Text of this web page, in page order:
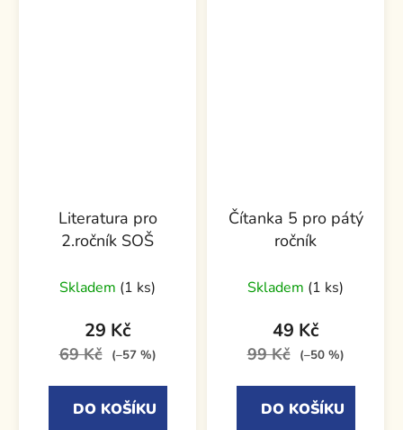
Literatura pro
2.ročník SOŠ
Skladem (1 ks)
29 Kč
69 Kč (–57 %)
DO KOŠÍKU
Čítanka 5 pro pátý
ročník
Skladem (1 ks)
49 Kč
99 Kč (–50 %)
DO KOŠÍKU